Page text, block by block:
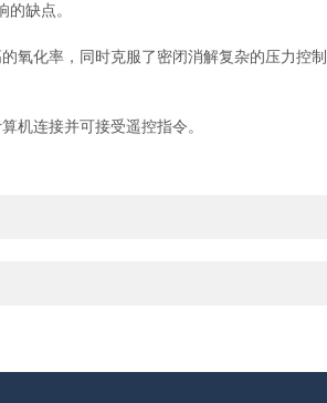
缺点。
化率，同时克服了密闭消解复杂的压力控制
连接并可接受遥控指令。